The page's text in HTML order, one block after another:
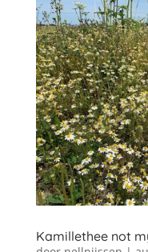
Kamillethee not